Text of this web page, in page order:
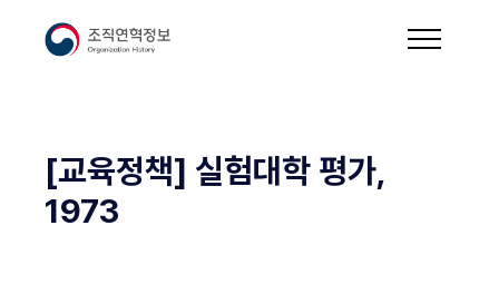
[교육정책] 실험대학 평가,
1973